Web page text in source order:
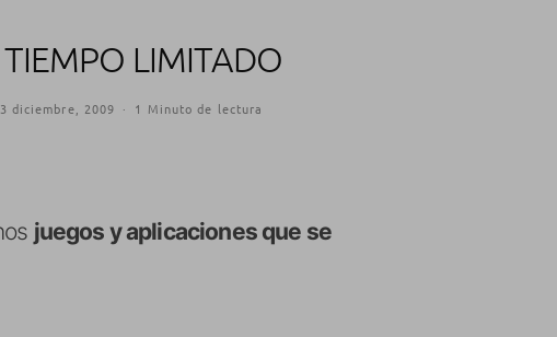
TIEMPO LIMITADO
diciembre, 2009 · 1 Minuto de lectura
juegos y aplicaciones que se